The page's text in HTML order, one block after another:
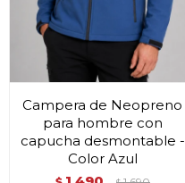
Campera de Neopreno
para hombre con
capucha desmontable -
Color Azul